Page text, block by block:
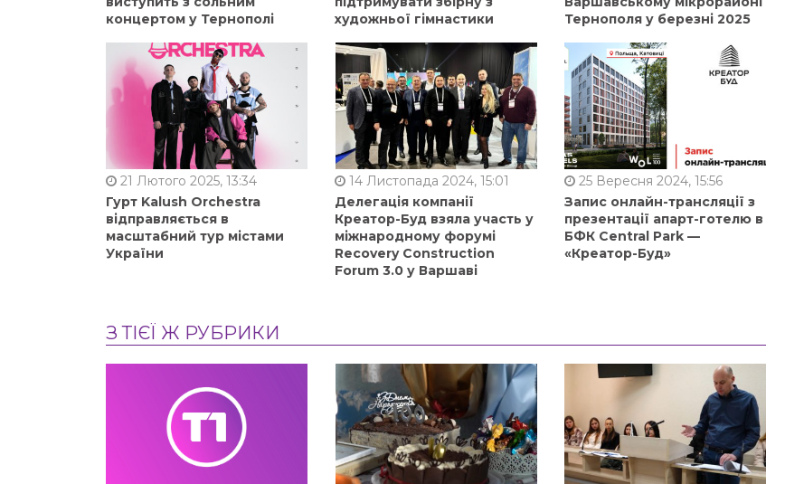
концертом у Тернополі
художньої гімнастики
Тернополя у березні 2025
21 Лютого 2025, 13:34
Гурт Kalush Orchestra
відправляється в
масштабний тур містами
України
14 Листопада 2024, 15:01
Делегація компанії
Креатор-Буд взяла участь у
міжнародному форумі
Recovery Construction
Forum 3.0 у Варшаві
25 Вересня 2024, 15:56
Запис онлайн-трансляції з
презентації апарт-готелю в
БФК Central Park —
«Креатор-Буд»
З ТІЄЇ Ж РУБРИКИ